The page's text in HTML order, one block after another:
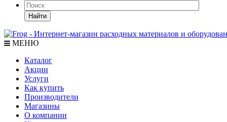
Найти
МЕНЮ
Каталог
Акции
Услуги
Как купить
Производители
Магазины
О компании